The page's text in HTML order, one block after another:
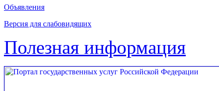
Объявления
Версия для слабовидящих
Полезная информация